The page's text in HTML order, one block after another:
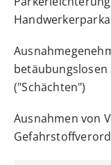
("Schächten")
Ausnahmen von